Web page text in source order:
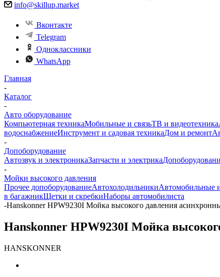
info@skillup.market
Вконтакте
Telegram
Одноклассники
WhatsApp
Главная
-
Каталог
-
Авто оборудование
Компьютерная техникаМобильные и связьТВ и видеотехника
водоснабжениеИнструмент и садовая техникаДом и ремонт
-
Допоборудование
Автозвук и электроникаЗапчасти и электрика
-
Мойки высокого давления
Прочее допоборудованиеАвтохолодильникиАвтомобильные
в багажникЩетки и скребкиНаборы автомобилиста
-Hanskonner HPW9230I Мойка высокого давления
Hanskonner HPW9230I Мойка
HANSKONNER